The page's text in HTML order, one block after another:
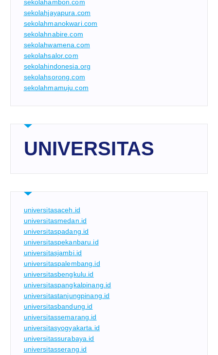
sekolahambon.com
sekolahjayapura.com
sekolahmanokwari.com
sekolahnabire.com
sekolahwamena.com
sekolahsalor.com
sekolahindonesia.org
sekolahsorong.com
sekolahmamuju.com
UNIVERSITAS
universitasaceh.id
universitasmedan.id
universitaspadang.id
universitaspekanbaru.id
universitasjambi.id
universitaspalembang.id
universitasbengkulu.id
universitaspangkalpinang.id
universitastanjungpinang.id
universitasbandung.id
universitassemarang.id
universitasyogyakarta.id
universitassurabaya.id
universitasserang.id